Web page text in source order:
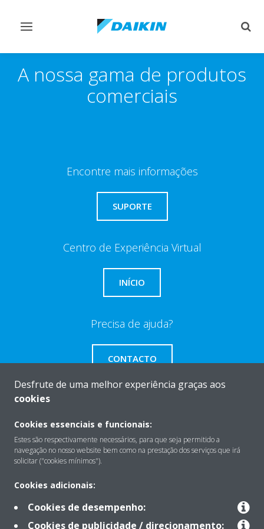
Comutar
A nossa gama de produtos
comerciais
Encontre mais informações
SUPORTE
Centro de Experiência Virtual
INÍCIO
Precisa de ajuda?
CONTACTO
Sobre
Contacto
Desfrute de uma melhor experiência graças aos
cookies
Cookies essenciais e funcionais:
Estes são respectivamente necessários, para que seja permitido a
navegação no nosso website bem como na prestação dos serviços que irá
solicitar ("cookies mínimos").
Cookies adicionais:
Cookies de desempenho:
Cookies de publicidade / direcionamento: